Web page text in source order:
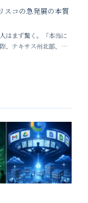
スコの急発展の本質
はまず驚く。「本当に
、テキサス州北部、
この10年でアメリカを
ゴルフリゾート、